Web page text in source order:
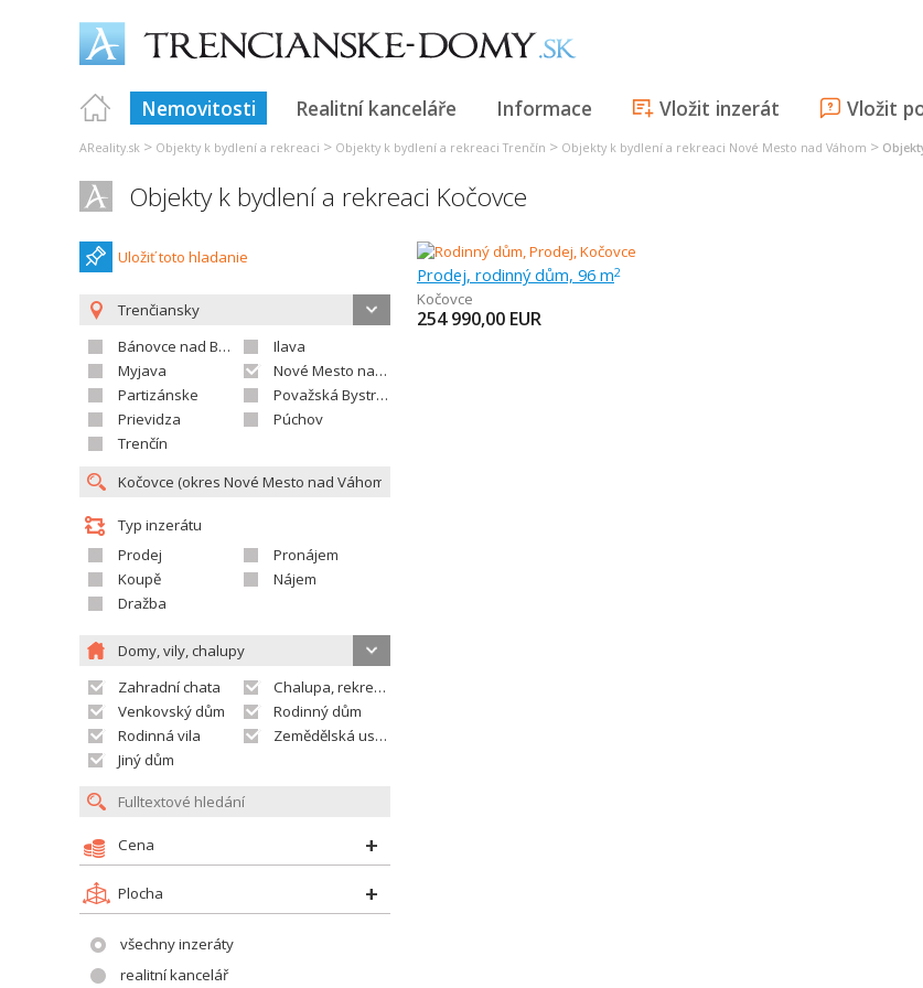
Nemovitosti Realitní kanceláře Informace Vložit inzerát Vložit
AReality.sk > Objekty k bydlení a rekreaci > Objekty k bydlení a rekreaci Trenčín > Objekty k bydlení a rekreaci Nové Mesto nad Váhom >
Objekty k bydlení a rekreaci Kočovce
Uložiť toto hladanie
Trenčiansky
Bánovce nad Bebravou
Ilava
Myjava
Nové Mesto nad Váhom
Partizánske
Považská Bystrica
Prievidza
Púchov
Trenčín
Typ inzerátu
Prodej
Pronájem
Koupě
Nájem
Dražba
Domy, vily, chalupy
Zahradní chata
Chalupa, rekreační domek
Venkovský dům
Rodinný dům
Rodinná vila
Zemědělská usedlost
Jiný dům
Cena
Plocha
všechny inzeráty
realitní kancelář
Prodej, rodinný dům, 96 m2
Kočovce
254 990,00 EUR